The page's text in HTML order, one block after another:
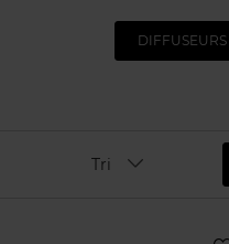
DIFFUSEURS
Tri